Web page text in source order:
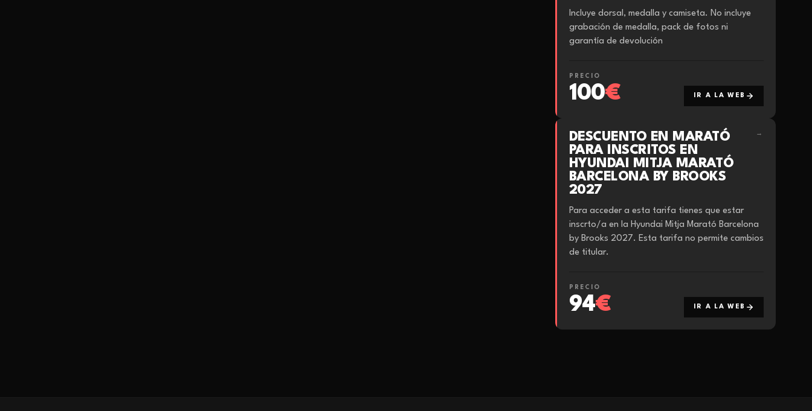
Incluye dorsal, medalla y camiseta. No incluye
grabación de medalla, pack de fotos ni
garantía de devolución
PRECIO
100€ IR A LA WEB
DESCUENTO EN MARATÓ
PARA INSCRITOS EN
HYUNDAI MITJA MARATÓ
BARCELONA BY BROOKS
2027
→
Para acceder a esta tarifa tienes que estar
inscrto/a en la Hyundai Mitja Marató Barcelona
by Brooks 2027. Esta tarifa no permite cambios
de titular.
PRECIO
94€ IR A LA WEB